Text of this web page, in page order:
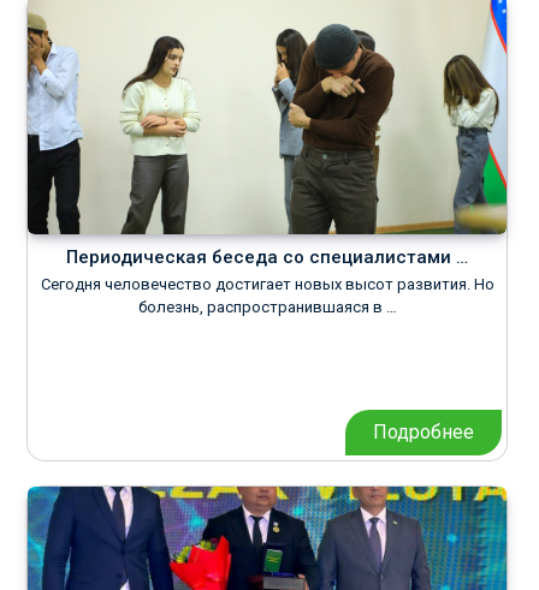
Периодическая беседа со специалистами …
Сегодня человечество достигает новых высот развития. Но
болезнь, распространившаяся в …
Подробнее